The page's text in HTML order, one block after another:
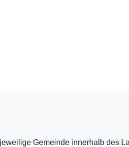
Gemeinde innerhalb des